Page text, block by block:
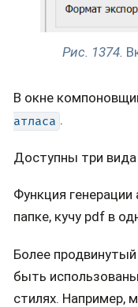
Рис. 1374.
В окне
атласа .
Доступны три вида
Функция
папке, кучу pdf в
Более
быть
стилях. Например,